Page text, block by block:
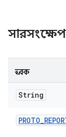
সারসংক্ষেপ
ধ্রুবক
String
PROTO_